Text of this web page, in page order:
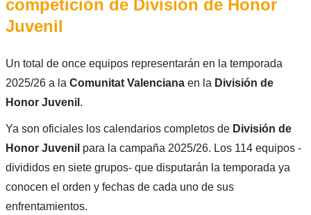
competición de División de Honor
Juvenil
Un total de once equipos representarán en la temporada
2025/26 a la Comunitat Valencianaen la División de
Honor Juvenil .
Ya son oficiales los calendarios completos deDivisión de
Honor Juvenil para la campaña 2025/26. Los 114 equipos -
divididos en siete grupos- que disputarán la temporada ya
conocen el orden y fechas de cada uno de sus
enfrentamientos.